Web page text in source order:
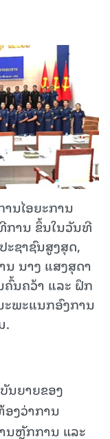
ນໄອຍະການ
ການ ຂຶ້ນໃນວັນທີ
ະຊາຊົນສູງສຸດ,
ນາງ ແສງສຸດາ
ນຄວ້າ ແລະ ຝຶກ
ະພະແນກອົງການ
.
ນຍາຍຂອງ
ງວ່າການ
ນຫຼັກການ ແລະ